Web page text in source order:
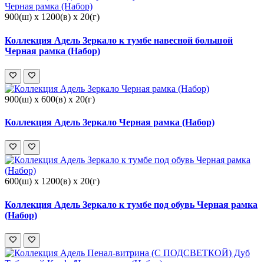
900(ш) x 1200(в) x 20(г)
Коллекция Адель Зеркало к тумбе навесной большой
Черная рамка (Набор)
900(ш) x 600(в) x 20(г)
Коллекция Адель Зеркало Черная рамка (Набор)
600(ш) x 1200(в) x 20(г)
Коллекция Адель Зеркало к тумбе под обувь Черная рамка
(Набор)